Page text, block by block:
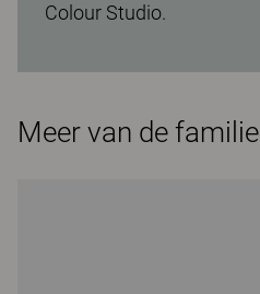
Colour Studio.
Meer van de familie